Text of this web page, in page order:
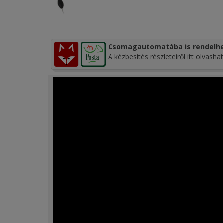
Csomagautomatába is
A kézbesítés részleteiről itt